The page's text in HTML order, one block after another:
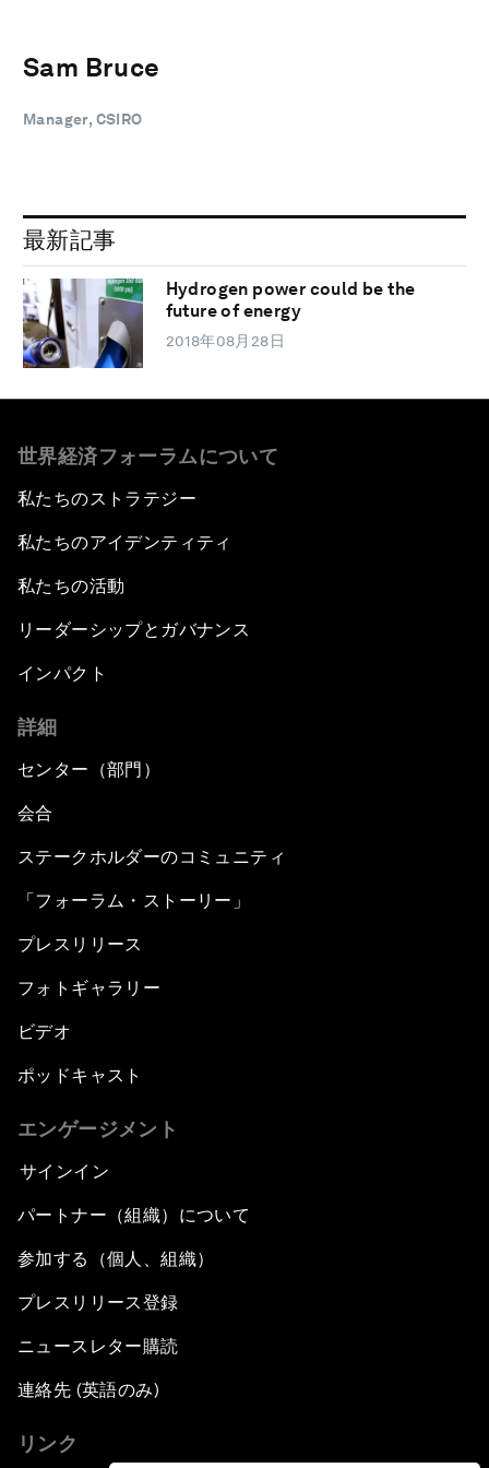
Sam Bruce
Manager, CSIRO
最新記事
Hydrogen power could be the
future of energy
2018年08月28日
世界経済フォーラムについて
私たちのストラテジー
私たちのアイデンティティ
私たちの活動
リーダーシップとガバナンス
インパクト
詳細
センター（部門）
会合
ステークホルダーのコミュニティ
「フォーラム・ストーリー」
プレスリリース
フォトギャラリー
ビデオ
ポッドキャスト
エンゲージメント
サインイン
パートナー（組織）について
参加する（個人、組織）
プレスリリース登録
ニュースレター購読
連絡先 (英語のみ)
リンク